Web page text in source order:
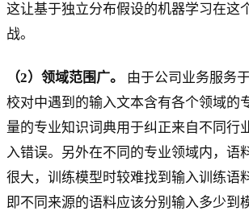
这让基于独立分布假设的机器学习在这
战。
（2）领域范围广。
由于公司业务服务
校对中遇到的输入文本含有各个领域的
量的专业知识词典用于纠正来自不同行
入错误。另外在不同的专业领域内，语
很大，训练模型时较难找到输入训练语
即不同来源的语料应该分别输入多少到